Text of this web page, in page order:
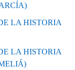
LA HISTORIA
LA HISTORIA